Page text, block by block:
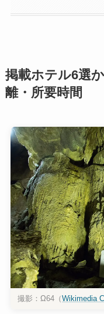
掲載ホテル6選
離・所要時間
撮影：Ω64（Wikimedia